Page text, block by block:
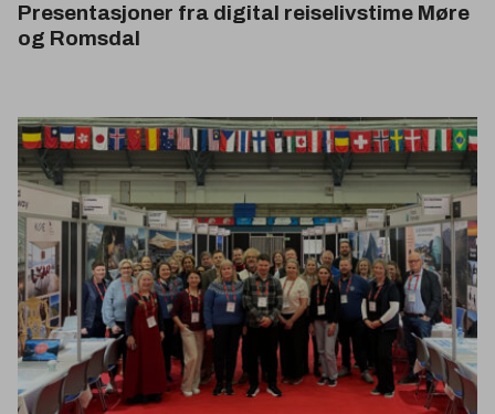
Presentasjoner fra digital reiselivstime Møre
og Romsdal